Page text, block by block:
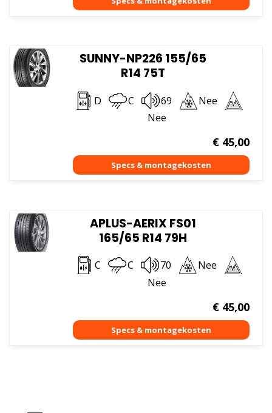
SUNNY-NP226 155/65
R14 75T
D C 69
Nee
Nee
€45,00
APLUS-AERIX FS01
165/65 R14 79H
C C 70
Nee
Nee
€45,00